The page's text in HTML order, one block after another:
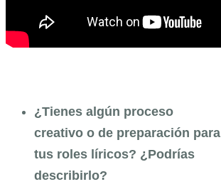
¿Tienes algún proceso
creativo o de preparación para
tus roles líricos? ¿Podrías
describirlo?